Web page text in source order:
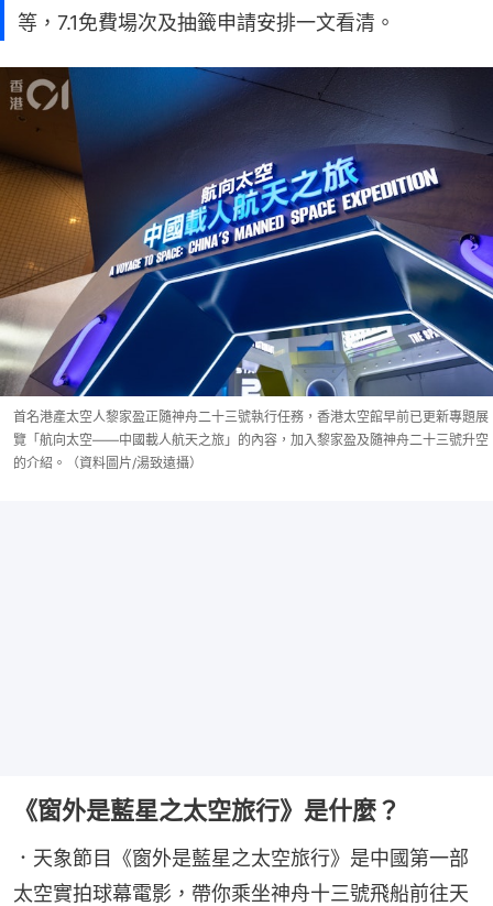
等，7.1免費場次及抽籤申請安排一文看清。
首名港產太空人黎家盈正隨神舟二十三號執行任務，香港太空館早前已更新專題展
覽「航向太空——中國載人航天之旅」的內容，加入黎家盈及隨神舟二十三號升空
的介紹。（資料圖片/湯致遠攝）
《窗外是藍星之太空旅行》是什麼？
．天象節目《窗外是藍星之太空旅行》是中國第一部
太空實拍球幕電影，帶你乘坐神舟十三號飛船前往天